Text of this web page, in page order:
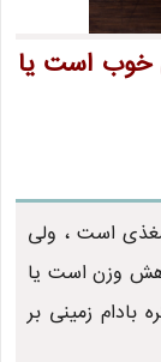
خوب است یا
مغذی است ، ولی
وزن است یا
بادام زمینی بر